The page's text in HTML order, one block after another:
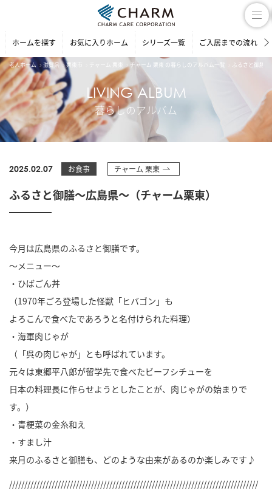
ホームを探す お気に入りホーム シリーズ一覧 ご入居までの流れ
老人ホーム 滋賀県 栗東市 チャーム 栗東 チャーム 栗東 の暮らしのアルバム一覧 ふるさと御膳
LIVING ALBUM
暮らしのアルバム
2025.02.07 お食事 チャーム 栗東
ふるさと御膳～広島県～（チャーム栗東）
今月は広島県のふるさと御膳です。
～メニュー～
・ひばごん丼
（1970年ごろ登場した怪獣「ヒバゴン」も
よろこんで食べたであろうと名付けられた料理）
・海軍肉じゃが
（「呉の肉じゃが」とも呼ばれています。
元々は東郷平八郎が留学先で食べたビーフシチューを
日本の料理長に作らせようとしたことが、肉じゃがの始まりで
す。）
・青梗菜の金糸和え
・すまし汁
来月のふるさと御膳も、どのような由来があるのか楽しみです♪
//////////////////////////////////////////////////////////////////////////////////